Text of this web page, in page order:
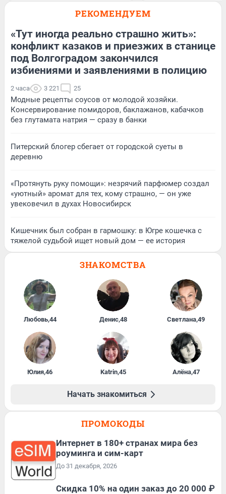
РЕКОМЕНДУЕМ
«Тут иногда реально страшно жить»:
конфликт казаков и приезжих в станице
под Волгоградом закончился
избиениями и заявлениями в полицию
2 часа 3 221 25
Модные рецепты соусов от молодой хозяйки.
Консервирование помидоров, баклажанов, кабачков
без глутамата натрия — сразу в банки
Питерский блогер сбегает от городской суеты в
деревню
«Протянуть руку помощи»: незрячий парфюмер создал
«уютный» аромат для тех, кому страшно, — он уже
увековечил в духах Новосибирск
Кишечник был собран в гармошку: в Югре кошечка с
тяжелой судьбой ищет новый дом — ее история
ЗНАКОМСТВА
Любовь,44 Денис,48 Светлана,49
Юлия,46 Katrin,45 Алёна,47
Начать знакомиться
ПРОМОКОДЫ
Интернет в 180+ странах мира без
роуминга и сим-карт
До 31 декабря, 2026
Скидка 10% на один заказ до 20 000 ₽